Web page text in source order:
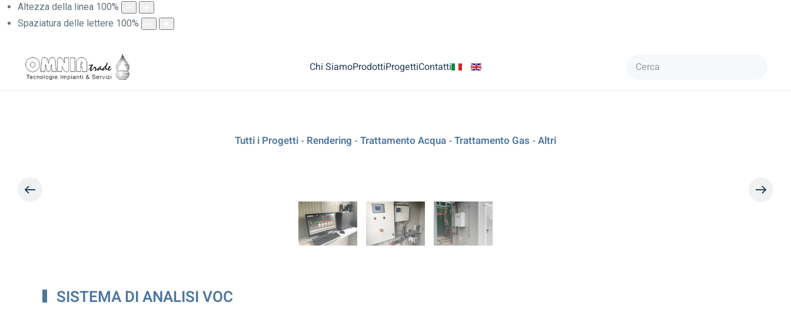
Altezza della linea 100%
Spaziatura delle lettere 100%
Chi SiamoProdottiProgettiContatti
Tutti i Progetti - Rendering - Trattamento Acqua - Trattamento Gas - Altri
SISTEMA DI ANALISI VOC